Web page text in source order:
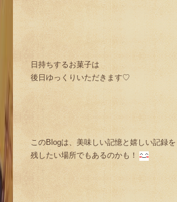
日持ちするお菓子は
後日ゆっくりいただきます♡
このBlogは、美味しい記憶と嬉しい記録を
残したい場所でもあるのかも！